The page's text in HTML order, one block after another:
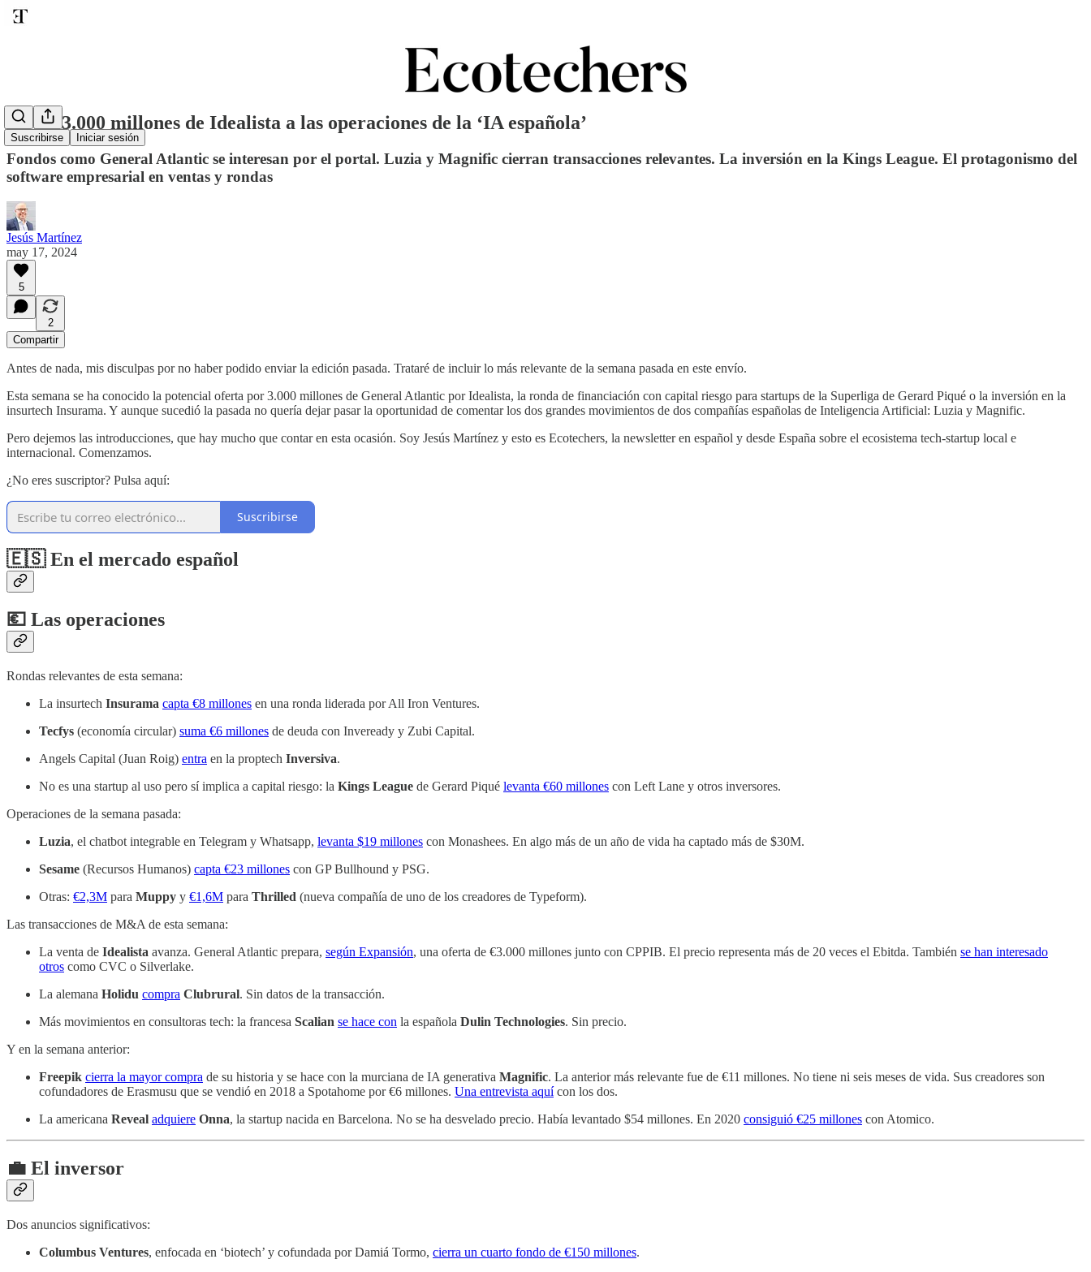
Suscribirse Iniciar sesión
De los 3.000 millones de Idealista a las operaciones de la ‘IA española’
Fondos como General Atlantic se interesan por el portal. Luzia y Magnific cierran transacciones relevantes. La inversión en la Kings League. El protagonismo del
software empresarial en ventas y rondas
Jesús Martínez
may 17, 2024
5
2
Compartir
Antes de nada, mis disculpas por no haber podido enviar la edición pasada. Trataré de incluir lo más relevante de la semana pasada en este envío.
Esta semana se ha conocido la potencial oferta por 3.000 millones de General Atlantic por Idealista, la ronda de financiación con capital riesgo para startups de la Superliga de Gerard Piqué o la inversión en la
insurtech Insurama. Y aunque sucedió la pasada no quería dejar pasar la oportunidad de comentar los dos grandes movimientos de dos compañías españolas de Inteligencia Artificial: Luzia y Magnific.
Pero dejemos las introducciones, que hay mucho que contar en esta ocasión. Soy Jesús Martínez y esto es Ecotechers, la newsletter en español y desde España sobre el ecosistema tech-startup local e
internacional. Comenzamos.
¿No eres suscriptor? Pulsa aquí:
Suscribirse
🇪🇸 En el mercado español
💶 Las operaciones
Rondas relevantes de esta semana:
La insurtech Insurama capta €8 millones en una ronda liderada por All Iron Ventures.
Tecfys (economía circular) suma €6 millones de deuda con Inveready y Zubi Capital.
Angels Capital (Juan Roig) entra en la proptech Inversiva.
No es una startup al uso pero sí implica a capital riesgo: la Kings League de Gerard Piqué levanta €60 millones con Left Lane y otros inversores.
Operaciones de la semana pasada:
Luzia, el chatbot integrable en Telegram y Whatsapp, levanta $19 millones con Monashees. En algo más de un año de vida ha captado más de $30M.
Sesame (Recursos Humanos) capta €23 millones con GP Bullhound y PSG.
Otras: €2,3M para Muppy y €1,6M para Thrilled (nueva compañía de uno de los creadores de Typeform).
Las transacciones de M&A de esta semana:
La venta de Idealista avanza. General Atlantic prepara, según Expansión, una oferta de €3.000 millones junto con CPPIB. El precio representa más de 20 veces el Ebitda. También se han interesado
otros como CVC o Silverlake.
La alemana Holidu compra Clubrural. Sin datos de la transacción.
Más movimientos en consultoras tech: la francesa Scalian se hace con la española Dulin Technologies. Sin precio.
Y en la semana anterior:
Freepik cierra la mayor compra de su historia y se hace con la murciana de IA generativa Magnific. La anterior más relevante fue de €11 millones. No tiene ni seis meses de vida. Sus creadores son
cofundadores de Erasmusu que se vendió en 2018 a Spotahome por €6 millones. Una entrevista aquícon los dos.
La americana Reveal adquiere Onna, la startup nacida en Barcelona. No se ha desvelado precio. Había levantado $54 millones. En 2020 consiguió €25 millones con Atomico.
💼 El inversor
Dos anuncios significativos:
Columbus Ventures, enfocada en ‘biotech’ y cofundada por Damiá Tormo, cierra un cuarto fondo de €150 millones.